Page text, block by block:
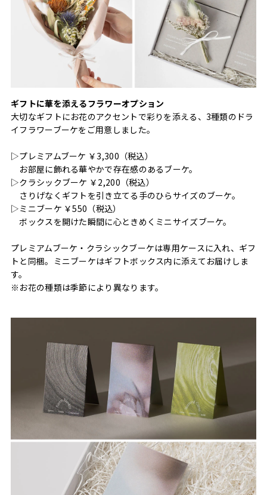
ギフトに華を添えるフラワーオプション
大切なギフトにお花のアクセントで彩りを添える、3種類のドラ
イフラワーブーケをご用意しました。
▷プレミアムブーケ ￥3,300（税込）
お部屋に飾れる華やかで存在感のあるブーケ。
▷クラシックブーケ ￥2,200（税込）
さりげなくギフトを引き立てる手のひらサイズのブーケ。
▷ミニブーケ ￥550（税込）
ボックスを開けた瞬間に心ときめくミニサイズブーケ。
プレミアムブーケ・クラシックブーケは専用ケースに入れ、ギフ
トと同梱。ミニブーケはギフトボックス内に添えてお届けしま
す。
※お花の種類は季節により異なります。